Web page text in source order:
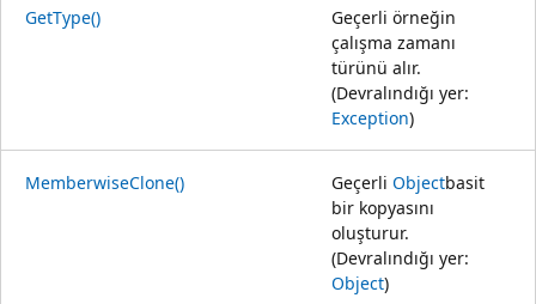
GetType()
Geçerli örneğin
çalışma zamanı
türünü alır.
(Devralındığı yer:
Exception)
MemberwiseClone() Geçerli Objectbasit
bir kopyasını
oluşturur.
(Devralındığı yer:
Object)